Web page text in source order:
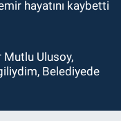
hayatını kaybetti
Ulusoy,
Belediyede